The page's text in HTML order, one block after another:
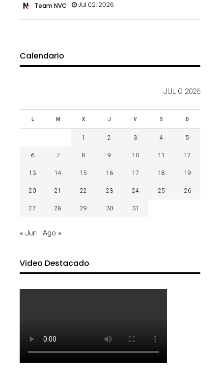
Team NVC Jul 02, 2026
Calendario
JULIO 2026
L M X J V S D
1 2 3 4 5
6 7 8 9 10 11 12
13 14 15 16 17 18 19
20 21 22 23 24 25 26
27 28 29 30 31
« Jun Ago »
Video Destacado